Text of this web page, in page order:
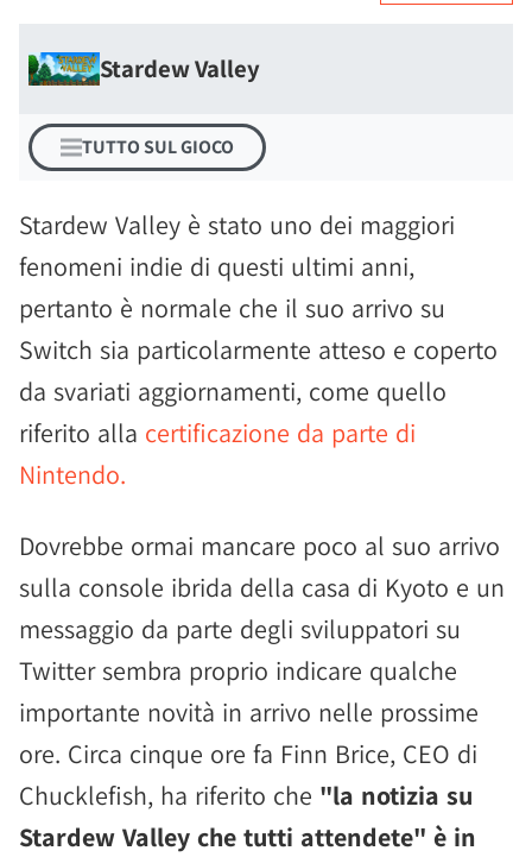
Stardew Valley
TUTTO SUL GIOCO
Stardew Valley è stato uno dei maggiori
fenomeni indie di questi ultimi anni,
pertanto è normale che il suo arrivo su
Switch sia particolarmente atteso e coperto
da svariati aggiornamenti, come quello
riferito alla certificazione da parte di
Nintendo.
Dovrebbe ormai mancare poco al suo arrivo
sulla console ibrida della casa di Kyoto e un
messaggio da parte degli sviluppatori su
Twitter sembra proprio indicare qualche
importante novità in arrivo nelle prossime
ore. Circa cinque ore fa Finn Brice, CEO di
Chucklefish, ha riferito che "la notizia su
Stardew Valley che tutti attendete" è in